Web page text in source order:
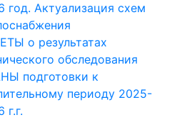
год. Актуализация схем
о результатах
обследования
подготовки к
периоду 2025-
г.г.